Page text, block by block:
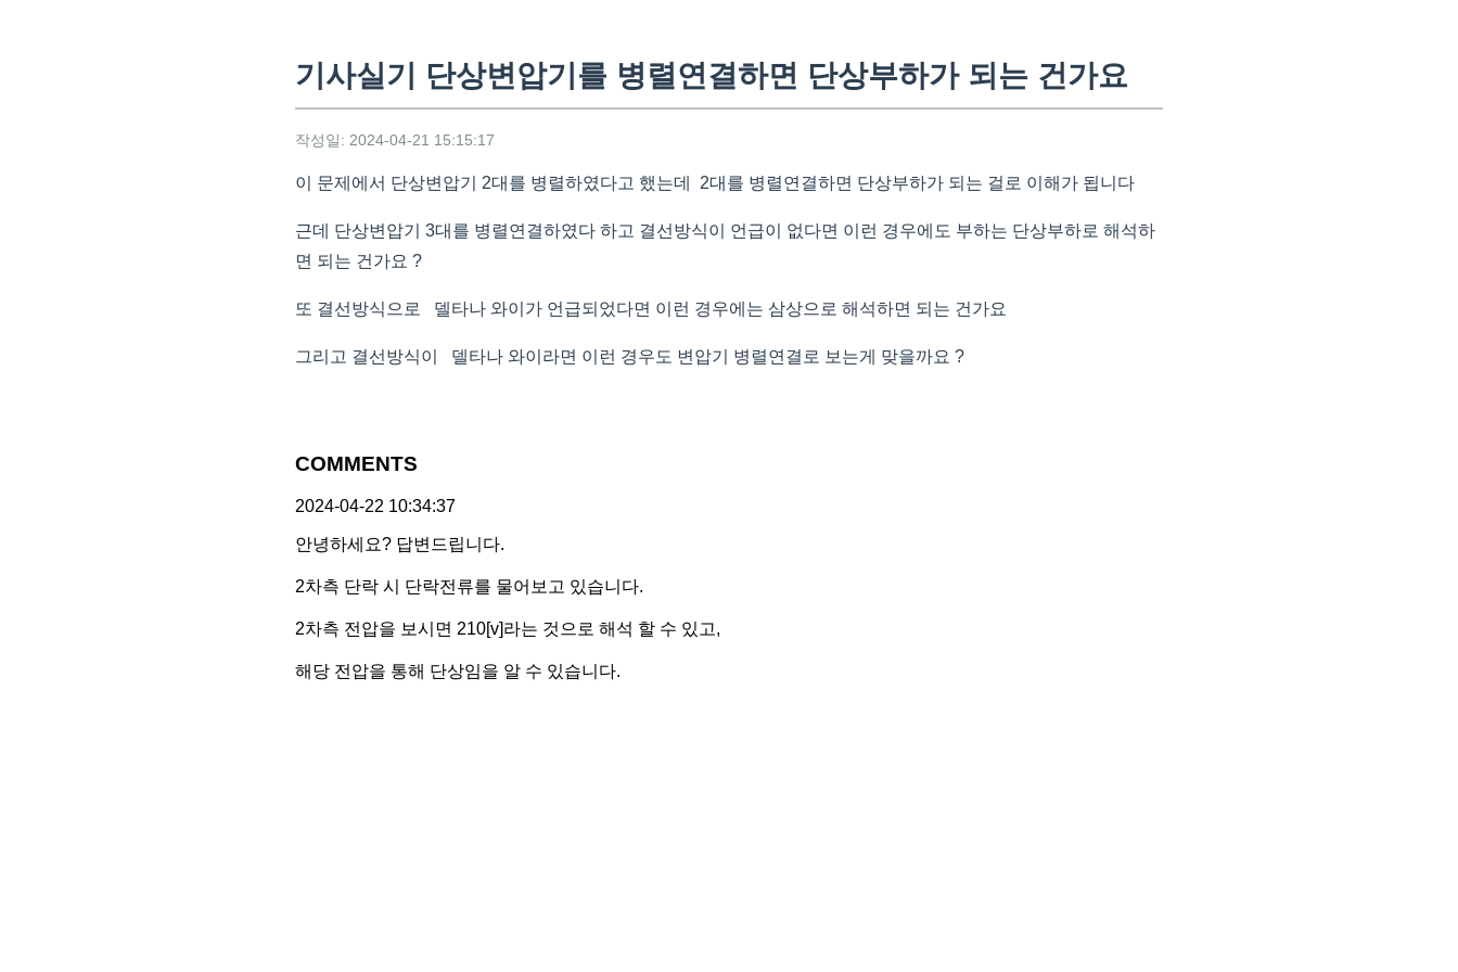
기사실기 단상변압기를 병렬연결하면 단상부하가 되는 건가요
작성일: 2024-04-21 15:15:17
이 문제에서 단상변압기 2대를 병렬하였다고 했는데 2대를 병렬연결하면 단상부하가 되는 걸로 이해가 됩니다
근데 단상변압기 3대를 병렬연결하였다 하고 결선방식이 언급이 없다면 이런 경우에도 부하는 단상부하로 해석하
면 되는 건가요 ?
또 결선방식으로 델타나 와이가 언급되었다면 이런 경우에는 삼상으로 해석하면 되는 건가요
그리고 결선방식이 델타나 와이라면 이런 경우도 변압기 병렬연결로 보는게 맞을까요 ?
COMMENTS
2024-04-22 10:34:37
안녕하세요? 답변드립니다.
2차측 단락 시 단락전류를 물어보고 있습니다.
2차측 전압을 보시면 210[v]라는 것으로 해석 할 수 있고,
해당 전압을 통해 단상임을 알 수 있습니다.